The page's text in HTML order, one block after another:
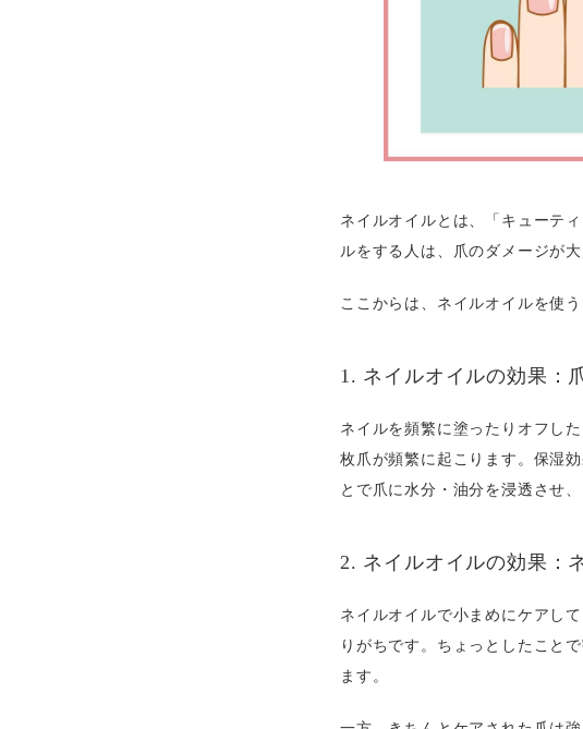
ネイルオイルとは、「キューテ
ルをする人は、爪のダメージが
ここからは、ネイルオイルを使
1. ネイルオイルの効果：
ネイルを頻繁に塗ったりオフし
枚爪が頻繁に起こります。保湿
とで爪に水分・油分を浸透させ
2. ネイルオイルの効果：
ネイルオイルで小まめにケアし
りがちです。ちょっとしたこと
ます。